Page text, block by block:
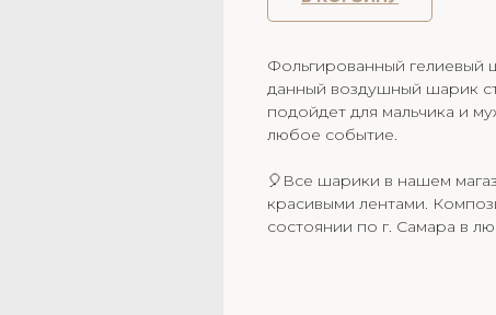
Фольгированный гелиевый
данный воздушный шарик
подойдет для мальчика и
любое событие.
🎈Все шарики в нашем
красивыми лентами.
состоянии по г. Самара в